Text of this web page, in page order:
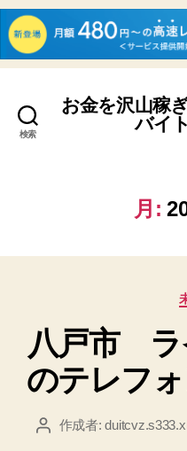
検索
お金を沢山稼
バイ
月:
八戸市 ラ
のテレフ
投 作成者: